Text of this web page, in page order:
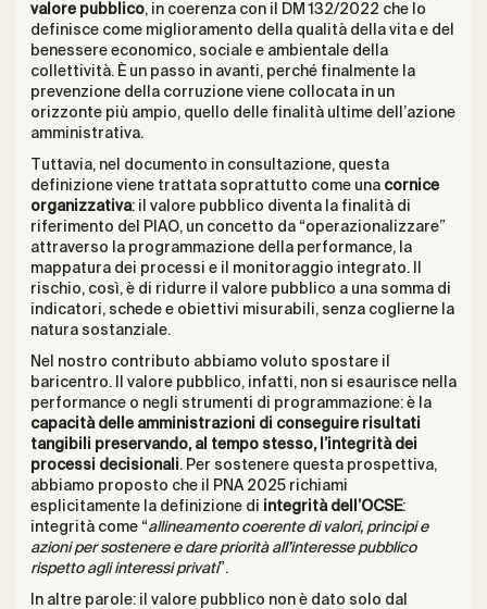
valore pubblico, in coerenza con il DM 132/2022 che lo
definisce come miglioramento della qualità della vita e del
benessere economico, sociale e ambientale della
collettività. È un passo in avanti, perché finalmente la
prevenzione della corruzione viene collocata in un
orizzonte più ampio, quello delle finalità ultime dell’azione
amministrativa.
Tuttavia, nel documento in consultazione, questa
definizione viene trattata soprattutto come una cornice
organizzativa: il valore pubblico diventa la finalità di
riferimento del PIAO, un concetto da “operazionalizzare”
attraverso la programmazione della performance, la
mappatura dei processi e il monitoraggio integrato. Il
rischio, così, è di ridurre il valore pubblico a una somma di
indicatori, schede e obiettivi misurabili, senza coglierne la
natura sostanziale.
Nel nostro contributo abbiamo voluto spostare il
baricentro. Il valore pubblico, infatti, non si esaurisce nella
performance o negli strumenti di programmazione: è la
capacità delle amministrazioni di conseguire risultati
tangibili preservando, al tempo stesso, l’integrità dei
processi decisionali. Per sostenere questa prospettiva,
abbiamo proposto che il PNA 2025 richiami
esplicitamente la definizione di integrità dell’OCSE:
integrità come “allineamento coerente di valori, principi e
azioni per sostenere e dare priorità all’interesse pubblico
rispetto agli interessi privati”.
In altre parole: il valore pubblico non è dato solo dal